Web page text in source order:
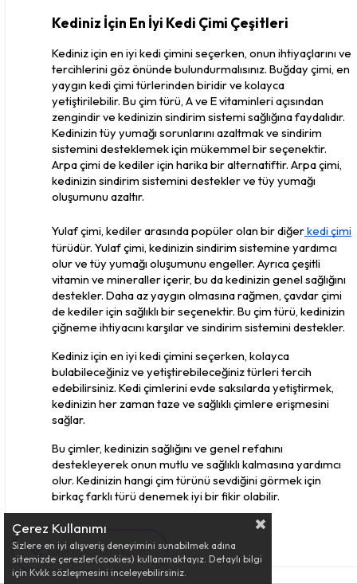
Kediniz İçin En İyi Kedi Çimi Çeşitleri
Kediniz için en iyi kedi çimini seçerken, onun ihtiyaçlarını ve
tercihlerini göz önünde bulundurmalısınız. Buğday çimi, en
yaygın kedi çimi türlerinden biridir ve kolayca
yetiştirilebilir. Bu çim türü, A ve E vitaminleri açısından
zengindir ve kedinizin sindirim sistemi sağlığına faydalıdır.
Kedinizin tüy yumağı sorunlarını azaltmak ve sindirim
sistemini desteklemek için mükemmel bir seçenektir.
Arpa çimi de kediler için harika bir alternatiftir. Arpa çimi,
kedinizin sindirim sistemini destekler ve tüy yumağı
oluşumunu azaltır.
Yulaf çimi, kediler arasında popüler olan bir diğer kedi çimi
türüdür. Yulaf çimi, kedinizin sindirim sistemine yardımcı
olur ve tüy yumağı oluşumunu engeller. Ayrıca çeşitli
vitamin ve mineraller içerir, bu da kedinizin genel sağlığını
destekler. Daha az yaygın olmasına rağmen, çavdar çimi
de kediler için sağlıklı bir seçenektir. Bu çim türü, kedinizin
çiğneme ihtiyacını karşılar ve sindirim sistemini destekler.
Kediniz için en iyi kedi çimini seçerken, kolayca
bulabileceğiniz ve yetiştirebileceğiniz türleri tercih
edebilirsiniz. Kedi çimlerini evde saksılarda yetiştirmek,
kedinizin her zaman taze ve sağlıklı çimlere erişmesini
sağlar.
Bu çimler, kedinizin sağlığını ve genel refahını
destekleyerek onun mutlu ve sağlıklı kalmasına yardımcı
olur. Kedinizin hangi çim türünü sevdiğini görmek için
birkaç farklı türü denemek iyi bir fikir olabilir.
Çerez Kullanımı
Sizlere en iyi alışveriş deneyimini sunabilmek adına
sitemizde çerezler(cookies) kullanmaktayız. Detaylı bilgi
için Kvkk sözleşmesini inceleyebilirsiniz.
Sürpriz Fırsatları Gör 🎁